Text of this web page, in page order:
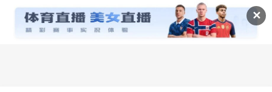
✕